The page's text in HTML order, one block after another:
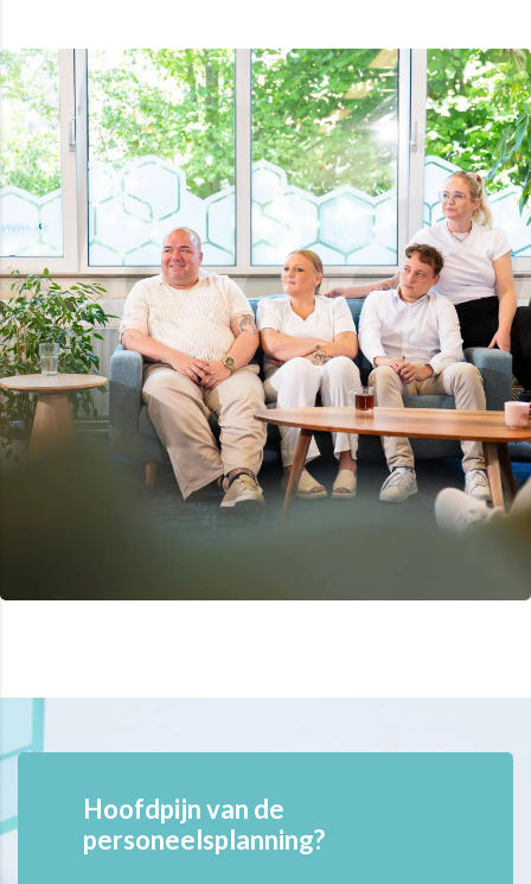
Hoofdpijn van de
personeelsplanning?